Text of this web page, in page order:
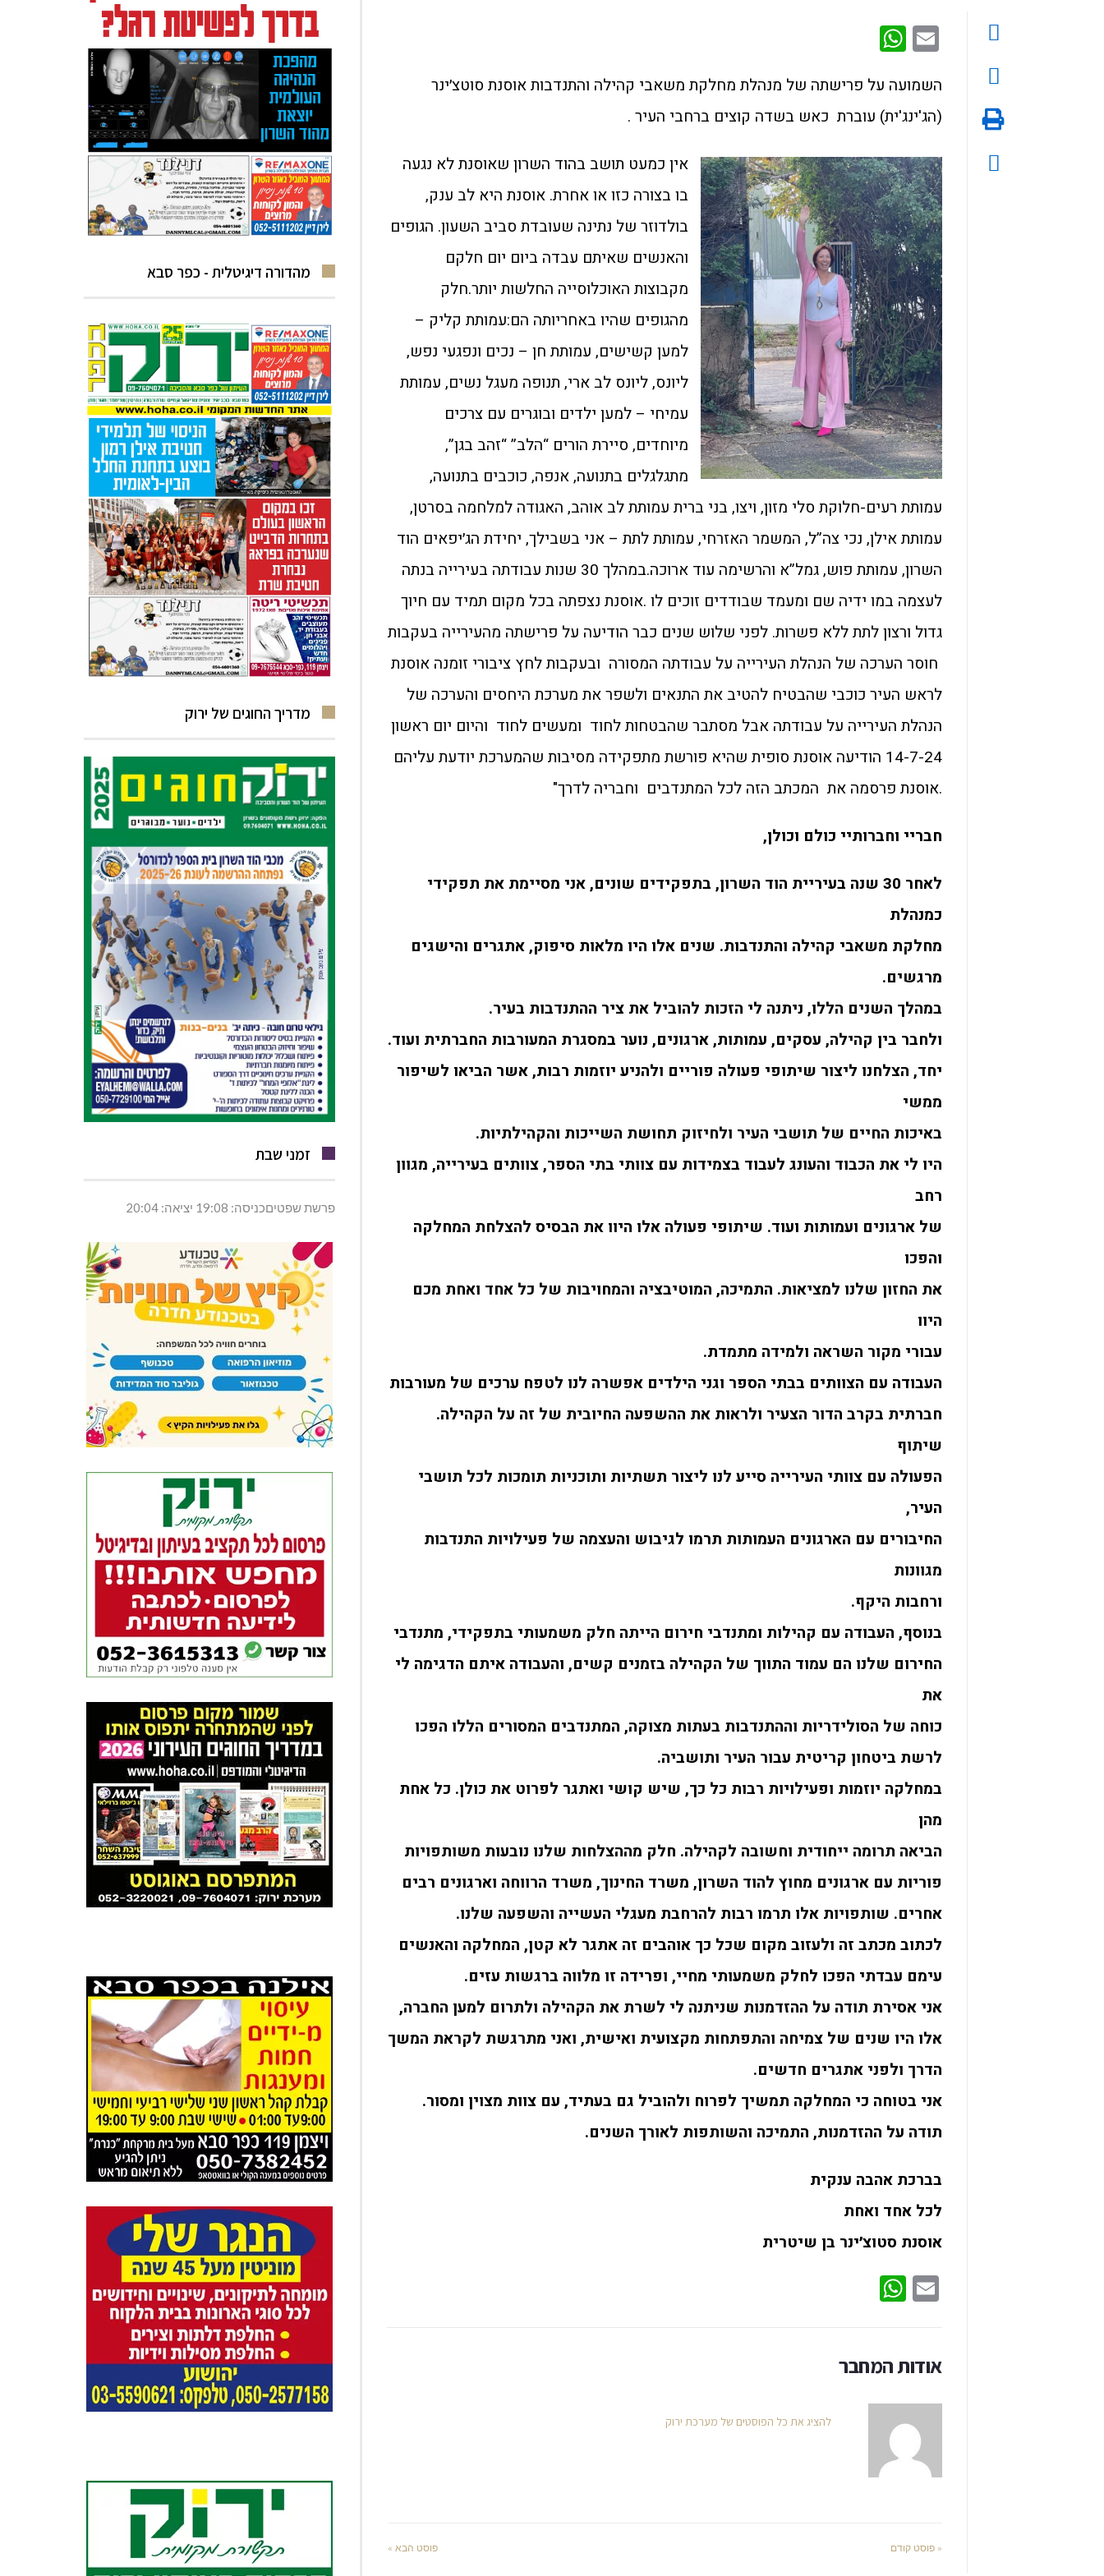
Email
השמועה על פרישתה של מנהלת מחלקת משאבי קהילה והתנדבות אוסנת סוטצ׳ינר
(הג'ינג'ית) עוברת כאש בשדה קוצים ברחבי העיר .
אין כמעט תושב בהוד השרון שאוסנת לא נגעה
בו בצורה כזו או אחרת. אוסנת היא לב ענק,
בולדוזר של נתינה שעובדת סביב השעון. הגופים
והאנשים שאיתם עבדה ביום יום חלקם
מקבוצות האוכלוסייה החלשות יותר.חלק
מהגופים שהיו באחריותה הם:עמותת קליק –
למען קשישים, עמותת חן – נכים ונפגעי נפש,
ליונס, ליונס לב ארי, תנופה מעגל נשים, עמותת
עמיחי – למען ילדים ובוגרים עם צרכים
מיוחדים, סיירת הורים “הלב” “זהב בגן”,
מתגלגלים בתנועה, אנפה, כוכבים בתנועה,
עמותת רעים-חלוקת סלי מזון, ויצו, בני ברית עמותת לב אוהב, האגודה למלחמה בסרטן,
עמותת אילן, נכי צה”ל, המשמר האזרחי, עמותת לתת – אני בשבילך, יחידת הג׳יפאים הוד
השרון, עמותת פוש, גמל”א והרשימה עוד ארוכה.במהלך 30 שנות עבודתה בעירייה בנתה
לעצמה במו ידיה שם ומעמד שבודדים זוכים לו .אוסנת נצפתה בכל מקום תמיד עם חיוך
גדול ורצון לתת ללא פשרות. לפני שלוש שנים כבר הודיעה על פרישתה מהעירייה בעקבות
חוסר הערכה של הנהלת העירייה על עבודתה המסורה ובעקבות לחץ ציבורי זומנה אוסנת
לראש העיר כוכבי שהבטיח להטיב את התנאים ולשפר את מערכת היחסים והערכה של
הנהלת העירייה על עבודתה אבל מסתבר שהבטחות לחוד ומעשים לחוד והיום יום ראשון
14-7-24 הודיעה אוסנת סופית שהיא פורשת מתפקידה מסיבות שהמערכת יודעת עליהם
.אוסנת פרסמה את המכתב הזה לכל המתנדבים וחבריה לדרך"
חבריי וחברותיי כולם וכולן,
לאחר 30 שנה בעיריית הוד השרון, בתפקידים שונים, אני מסיימת את תפקידי
כמנהלת
מחלקת משאבי קהילה והתנדבות. שנים אלו היו מלאות סיפוק, אתגרים והישגים
מרגשים.
במהלך השנים הללו, ניתנה לי הזכות להוביל את ציר ההתנדבות בעיר.
ולחבר בין קהילה, עסקים, עמותות, ארגונים, נוער במסגרת המעורבות החברתית ועוד.
יחד, הצלחנו ליצור שיתופי פעולה פוריים ולהניע יוזמות רבות, אשר הביאו לשיפור
ממשי
באיכות החיים של תושבי העיר ולחיזוק תחושת השייכות והקהילתיות.
היו לי את הכבוד והעונג לעבוד בצמידות עם צוותי בתי הספר, צוותים בעירייה, מגוון
רחב
של ארגונים ועמותות ועוד. שיתופי פעולה אלו היוו את הבסיס להצלחת המחלקה
והפכו
את החזון שלנו למציאות. התמיכה, המוטיבציה והמחויבות של כל אחד ואחת מכם
היוו
עבורי מקור השראה ולמידה מתמדת.
העבודה עם הצוותים בבתי הספר וגני הילדים אפשרה לנו לטפח ערכים של מעורבות
חברתית בקרב הדור הצעיר ולראות את ההשפעה החיובית של זה על הקהילה.
שיתוף
הפעולה עם צוותי העירייה סייע לנו ליצור תשתיות ותוכניות תומכות לכל תושבי
העיר,
החיבורים עם הארגונים העמותות תרמו לגיבוש והעצמה של פעילויות התנדבות
מגוונות
ורחבות היקף.
בנוסף, העבודה עם קהילות ומתנדבי חירום הייתה חלק משמעותי בתפקידי, מתנדבי
החירום שלנו הם עמוד התווך של הקהילה בזמנים קשים, והעבודה איתם הדגימה לי
את
כוחה של הסולידריות וההתנדבות בעתות מצוקה, המתנדבים המסורים הללו הפכו
לרשת ביטחון קריטית עבור העיר ותושביה.
במחלקה יוזמות ופעילויות רבות כל כך, שיש קושי ואתגר לפרוט את כולן. כל אחת
מהן
הביאה תרומה ייחודית וחשובה לקהילה. חלק מההצלחות שלנו נובעות משותפויות
פוריות עם ארגונים מחוץ להוד השרון, משרד החינוך, משרד הרווחה וארגונים רבים
אחרים. שותפויות אלו תרמו רבות להרחבת מעגלי העשייה והשפעה שלנו.
לכתוב מכתב זה ולעזוב מקום שכל כך אוהבים זה אתגר לא קטן, המחלקה והאנשים
עימם עבדתי הפכו לחלק משמעותי מחיי, ופרידה זו מלווה ברגשות עזים.
אני אסירת תודה על ההזדמנות שניתנה לי לשרת את הקהילה ולתרום למען החברה,
אלו היו שנים של צמיחה והתפתחות מקצועית ואישית, ואני מתרגשת לקראת המשך
הדרך ולפני אתגרים חדשים.
אני בטוחה כי המחלקה תמשיך לפרוח ולהוביל גם בעתיד, עם צוות מצוין ומסור.
תודה על ההזדמנות, התמיכה והשותפות לאורך השנים.
בברכת אהבה ענקית
לכל אחד ואחת
אוסנת סטוצ׳ינר בן שיטרית
Email
אודות המחבר
להציג את כל הפוסטים של מערכת ירוק
« פוסט קודם פוסט הבא »
מהדורה דיגיטלית - כפר סבא
מדריך החוגים של ירוק
זמני שבת
פרשת שפטיםכניסה: 19:08 יציאה: 20:04